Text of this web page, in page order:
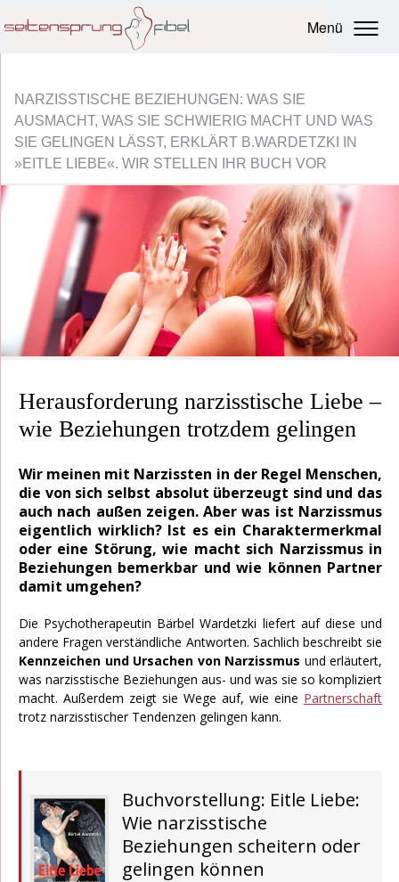
Menü
NARZISSTISCHE BEZIEHUNGEN: WAS SIE
AUSMACHT, WAS SIE SCHWIERIG MACHT UND WAS
SIE GELINGEN LÄSST, ERKLÄRT B.WARDETZKI IN
»EITLE LIEBE«. WIR STELLEN IHR BUCH VOR
Herausforderung narzisstische Liebe –
wie Beziehungen trotzdem gelingen
Wir meinen mit Narzissten in der Regel Menschen,
die von sich selbst absolut überzeugt sind und das
auch nach außen zeigen. Aber was ist Narzissmus
eigentlich wirklich? Ist es ein Charaktermerkmal
oder eine Störung, wie macht sich Narzissmus in
Beziehungen bemerkbar und wie können Partner
damit umgehen?
Die Psychotherapeutin Bärbel Wardetzki liefert auf diese und
andere Fragen verständliche Antworten. Sachlich beschreibt sie
Kennzeichen und Ursachen von Narzissmus und erläutert,
was narzisstische Beziehungen aus- und was sie so kompliziert
macht. Außerdem zeigt sie Wege auf, wie eine Partnerschaft
trotz narzisstischer Tendenzen gelingen kann.
Buchvorstellung: Eitle Liebe:
Wie narzisstische
Beziehungen scheitern oder
gelingen können